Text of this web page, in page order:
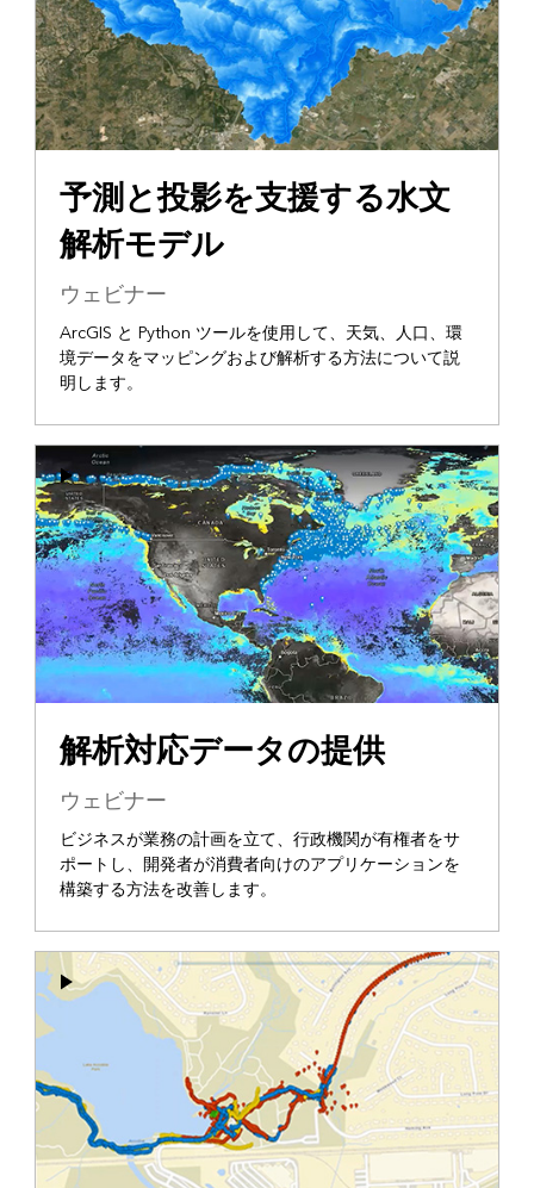
予測と投影を支援する水文
解析モデル
ウェビナー
ArcGIS と Python ツールを使用して、天気、人口、環
境データをマッピングおよび解析する方法について説
明します。
解析対応データの提供
ウェビナー
ビジネスが業務の計画を立て、行政機関が有権者をサ
ポートし、開発者が消費者向けのアプリケーションを
構築する方法を改善します。